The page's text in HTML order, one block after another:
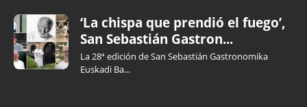
‘La chispa que prendió el fuego’,
San Sebastián Gastron...
La 28ª edición de San Sebastián Gastronomika
Euskadi Ba...